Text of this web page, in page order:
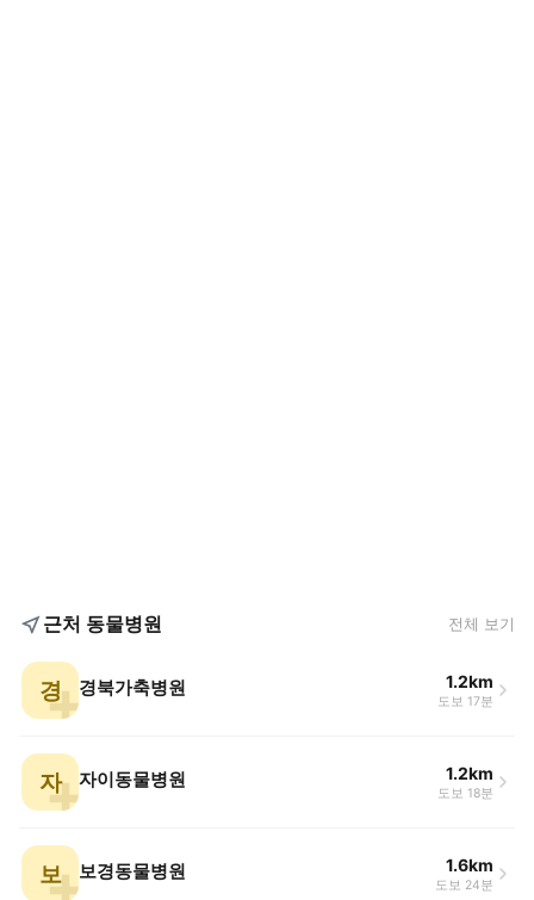
근처 동물병원 전체 보기
경 경북가축병원 1.2km
도보 17분
자 자이동물병원 1.2km
도보 18분
보 보경동물병원 1.6km
도보 24분